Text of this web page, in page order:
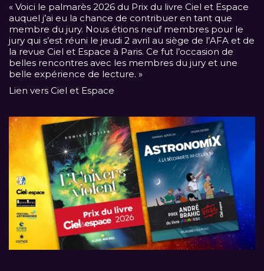
« Voici le palmarès 2026 du Prix du livre Ciel et Espace
auquel j’ai eu la chance de contribuer en tant que
membre du jury. Nous étions neuf membres pour le
jury qui s’est réuni le jeudi 2 avril au siège de l’AFA et de
la revue Ciel et Espace à Paris. Ce fut l’occasion de
belles rencontres avec les membres du jury et une
belle expérience de lecture. »
Lien vers Ciel et Espace